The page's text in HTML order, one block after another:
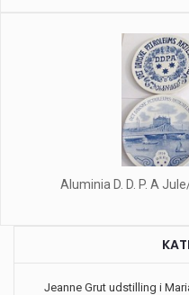
Aluminia D. D. P. A
Jeanne Grut udstilling i